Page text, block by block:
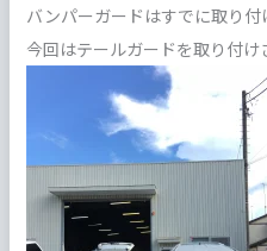
バンパーガードはすでに取り
今回はテールガードを取り付